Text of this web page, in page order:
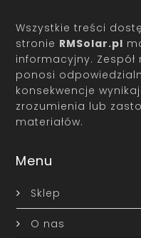
Wszystkie treści
stronie RMSolar.pl
informacyjny. Zespół
ponosi
konsekwencje
zrozumienia lub
materiałów.
Menu
Sklep
O nas